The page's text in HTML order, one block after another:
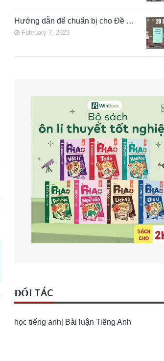
Hướng dẫn để chuẩn bị cho Đề …
February 7, 2023
ĐỐI TÁC
học tiếng anh Bài luận Tiếng Anh